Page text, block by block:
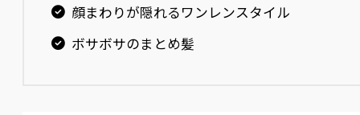
顔まわりが隠れるワンレンスタイル
ボサボサのまとめ髪